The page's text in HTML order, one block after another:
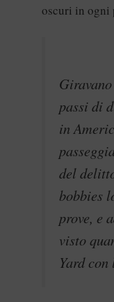
oscuri in ogni
passi di
in
del
bobbies
prove, e
visto
Yard